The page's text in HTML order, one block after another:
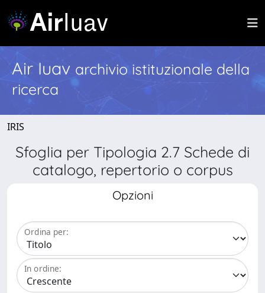
Air Iuav archivio istituzionale della
ricerca
IRIS
Sfoglia per Tipologia 2.7 Schede di
catalogo, repertorio o corpus
Opzioni
Ordina per:
In ordine: